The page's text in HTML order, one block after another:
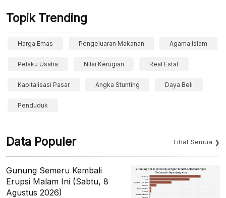
Topik Trending
Harga Emas Pengeluaran Makanan Agama Islam
Pelaku Usaha Nilai Kerugian Real Estat
Kapitalisasi Pasar Angka Stunting Daya Beli
Penduduk
Data Populer Lihat Semua
Gunung Semeru Kembali
Erupsi Malam Ini (Sabtu, 8
Agustus 2026)